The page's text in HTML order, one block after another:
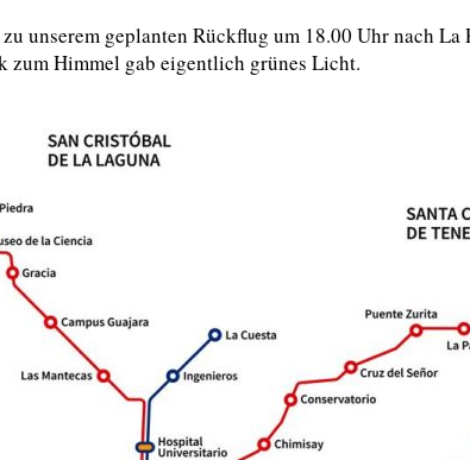
unserem geplanten Rückflug um 18.00 Uhr nach
zum Himmel gab eigentlich grünes Licht.